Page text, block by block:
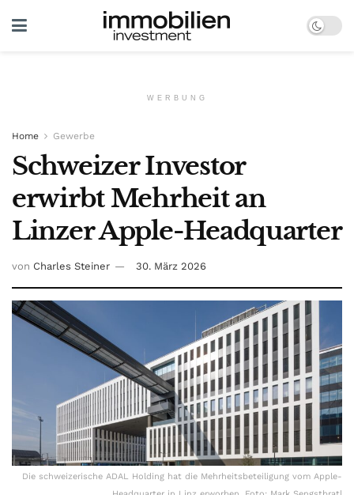
WERBUNG
Home Gewerbe
Schweizer Investor
erwirbt Mehrheit an
Linzer Apple-Headquarter
von Charles Steiner 30. März 2026
Die schweizerische ADAL Holding hat die Mehrheitsbeteiligung vom Apple-